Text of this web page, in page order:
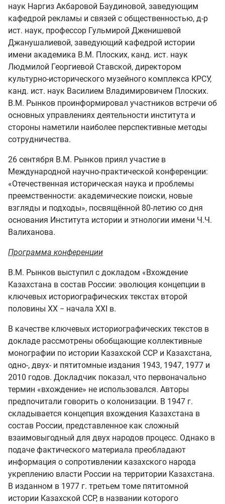
наук Наргиз Акбаровой Баудиновой, заведующим
кафедрой рекламы и связей с общественностью, д-р
ист. наук, профессор Гульмирой Дженишевой
Джанушалиевой, заведующий кафедрой истории
имени академика В.М. Плоских, канд. ист. наук
Людмилой Георгиевой Ставской, директором
культурно-исторического музейного комплекса КРСУ,
канд. ист. наук Василием Владимировичем Плоских.
В.М. Рынков проинформировал участников встречи об
основных управлениях деятельности института и
стороны наметили наиболее перспективные методы
сотрудничества.
26 сентября В.М. Рынков приял участие в
Международной научно-практической конференции:
«Отечественная историческая наука и проблемы
преемственности: академические поиски, новые
взгляды и подходы», посвящённой 80-летию со дня
основания Института истории и этнологии имени Ч.Ч.
Валиханова.
Программа конференции
В.М. Рынков выступил с докладом «Вхождение
Казахстана в состав России: эволюция концепции в
ключевых историографических текстах второй
половины ХХ − начала ХХI в.
В качестве ключевых историографических текстов в
докладе рассмотрены обобщающие коллективные
монографии по истории Казахской ССР и Казахстана,
одно-, двух- и пятитомные издания 1943, 1947, 1977 и
2010 годов. Докладчик показал, что первоначально
термин «вхождение» не использовался. Авторы
предпочитали говорить о колонизации. В 1947 г.
складывается концепция вхождения Казахстана в
состав России, представленное как сложный
взаимовыгодный для двух народов процесс. Однако в
подаче фактического материала преобладают
информация о сопротивлении казахского народа
укреплению власти России на территории Казахстана.
В изданном в 1977 г. третьем томе пятитомной
истории Казахской ССР, в названии которого